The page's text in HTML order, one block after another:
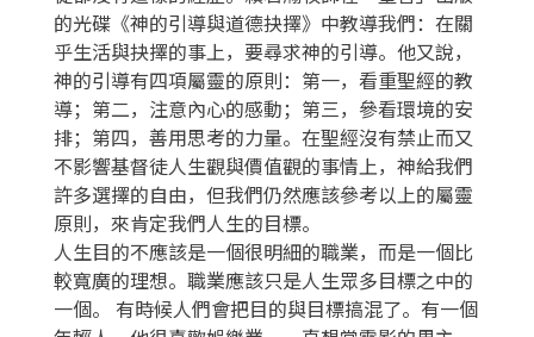
的光碟《神的引導與道德抉擇》中教導我們：在關
乎生活與抉擇的事上，要尋求神的引導。他又說，
神的引導有四項屬靈的原則：第一，看重聖經的教
導；第二，注意內心的感動；第三，參看環境的安
排；第四，善用思考的力量。在聖經沒有禁止而又
不影響基督徒人生觀與價值觀的事情上，神給我們
許多選擇的自由，但我們仍然應該參考以上的屬靈
原則，來肯定我們人生的目標。
人生目的不應該是一個很明細的職業，而是一個比
較寬廣的理想。職業應該只是人生眾多目標之中的
一個。 有時候人們會把目的與目標搞混了。有一個